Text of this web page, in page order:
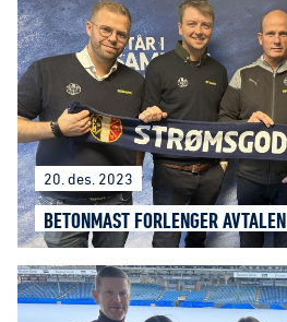
20. des. 2023
BETONMAST FORLENGER AVTALEN